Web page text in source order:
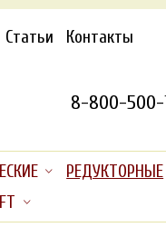
Статьи Контакты
8-800-500-
РЕДУКТОРНЫЕ